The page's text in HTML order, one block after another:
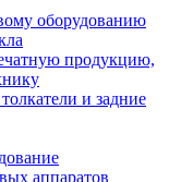
оборудованию
продукцию,
и задние
аппаратов